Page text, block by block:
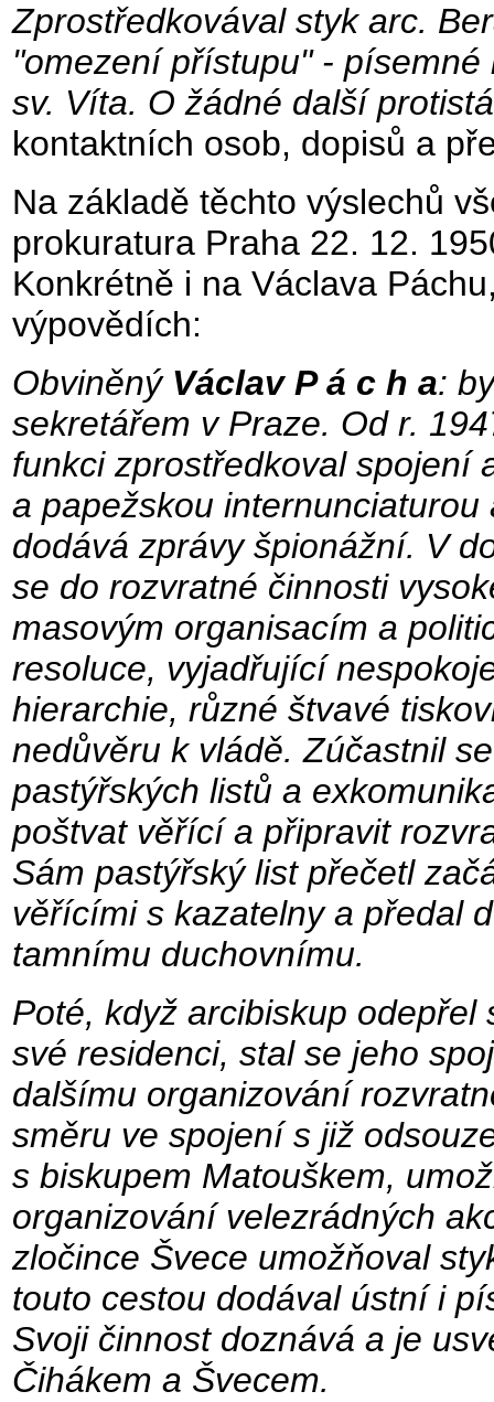
Zprostředkovával styk arc.
"omezení přístupu" -
sv. Víta. O žádné další
kontaktních osob, dopisů a
Na základě těchto výslechů
prokuratura Praha 22. 12.
Konkrétně i na Václava
výpovědích:
Obviněný Václav P á c h a:
sekretářem v Praze. Od r.
funkci zprostředkoval spojení
a papežskou
dodává zprávy špionážní. V
se do rozvratné činnosti
masovým organisacím a
resoluce, vyjadřující
hierarchie, různé štvavé
nedůvěru k vládě. Zúčastnil
pastýřských listů a
poštvat věřící a připravit
Sám pastýřský list přečetl
věřícími s kazatelny a předal
tamnímu duchovnímu.
Poté, když arcibiskup
své residenci, stal se jeho
dalšímu organizování
směru ve spojení s již
s biskupem Matouškem,
organizování velezrádných
zločince Švece umožňoval
touto cestou dodával ústní i
Svoji činnost doznává a je
Čihákem a Švecem.